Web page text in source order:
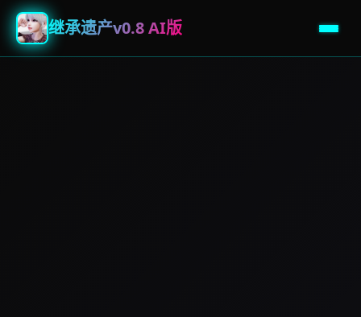
继承遗产v0.8 AI版